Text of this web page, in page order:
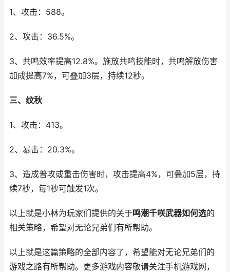
1、攻击：588。
2、攻击：36.5%。
3、共鸣效率提高12.8%。施放共鸣技能时，共鸣解放伤害
加成提高7%，可叠加3层，持续12秒。
三、纹秋
1、攻击：413。
2、暴击：20.3%。
3、造成普攻或重击伤害时，攻击提高4%，可叠加5层，持
续7秒，每1秒可触发1次。
以上就是小林为玩家们提供的关于鸣潮千咲武器如何选的
相关策略，希望对无论兄弟们有所帮助。
以上就是这篇策略的全部内容了，希望能对无论兄弟们的
游戏之路有所帮助。更多游戏内容敬请关注手机游戏网，